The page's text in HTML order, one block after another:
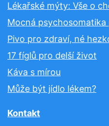
Lékařské mýty: Vše o
Mocná
Pivo pro zdraví, né
17 fíglů pro delší život
Káva s mírou
Může být jídlo lékem?
Kontakt